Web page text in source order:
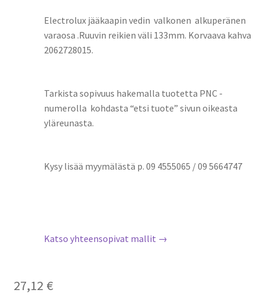
Electrolux jääkaapin vedin valkonen alkuperänen
varaosa .Ruuvin reikien väli 133mm. Korvaava kahva
2062728015.
Tarkista sopivuus hakemalla tuotetta PNC -
numerolla kohdasta “etsi tuote” sivun oikeasta
yläreunasta.
Kysy lisää myymälästä p. 09 4555065 / 09 5664747
Katso yhteensopivat mallit →
27,12 €